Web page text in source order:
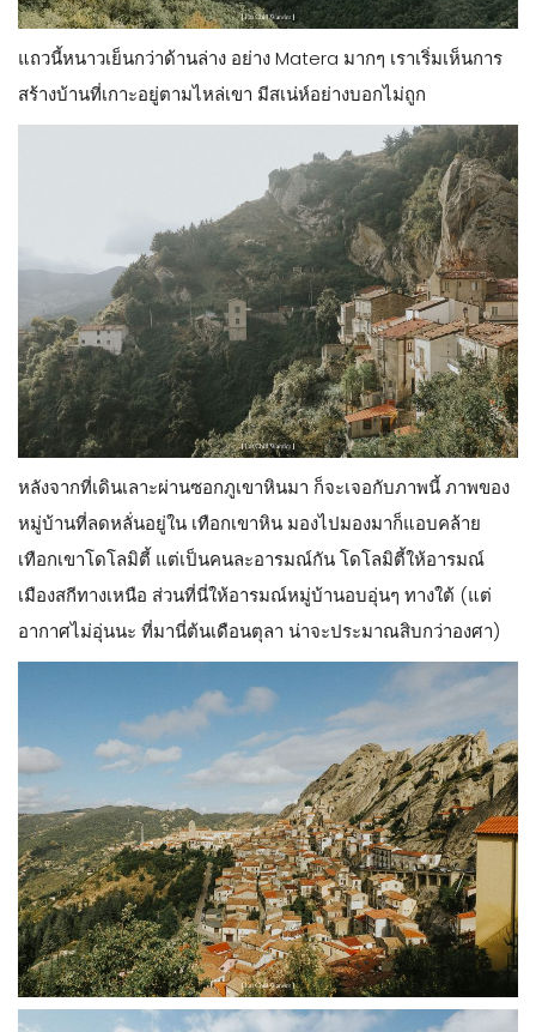
แถวนี้หนาวเย็นกว่าด้านล่าง อย่าง Matera มากๆ เราเริ่มเห็นการ
สร้างบ้านที่เกาะอยู่ตามไหล่เขา มีสเน่ห์อย่างบอกไม่ถูก
หลังจากที่เดินเลาะผ่านซอกภูเขาหินมา ก็จะเจอกับภาพนี้ ภาพของ
หมู่บ้านที่ลดหลั่นอยู่ใน เทือกเขาหิน มองไปมองมาก็แอบคล้าย
เทือกเขาโดโลมิตี้ แต่เป็นคนละอารมณ์กัน โดโลมิตี้ให้อารมณ์
เมืองสกีทางเหนือ ส่วนที่นี่ให้อารมณ์หมู่บ้านอบอุ่นๆ ทางใต้ (แต่
อากาศไม่อุ่นนะ ที่มานี่ต้นเดือนตุลา น่าจะประมาณสิบกว่าองศา)